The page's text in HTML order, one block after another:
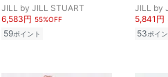
JILL by JILL STUART
6,583円 55%OFF
59ポイント
JILL by
5,841円
53ポイ